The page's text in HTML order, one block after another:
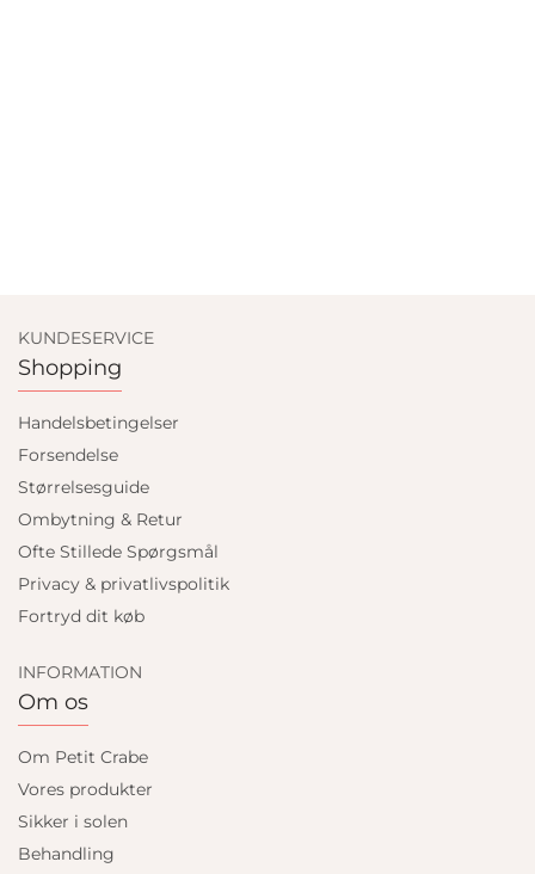
KUNDESERVICE
Shopping
Handelsbetingelser
Forsendelse
Størrelsesguide
Ombytning & Retur
Ofte Stillede Spørgsmål
Privacy & privatlivspolitik
Fortryd dit køb
INFORMATION
Om os
Om Petit Crabe
Vores produkter
Sikker i solen
Behandling